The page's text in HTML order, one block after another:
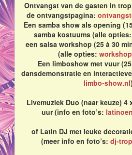
Ontvangst van de gasten in
de ontvangstpagina:
Een samba show als opening
samba kostuums (alle opties:
een salsa workshop (25 à 30
(alle opties:
Een limboshow met vuur
dansdemonstratie en
limbo-show.nl)
Livemuziek Duo (naar keuze) 4
uur (info en foto’s:
of Latin DJ met leuke
(meer info en foto’s: dj-